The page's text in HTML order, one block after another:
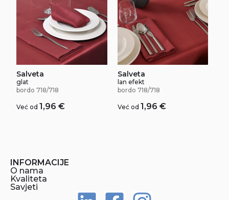
Salveta
glat
bordo 718/718
Već od 1,96€
Salveta
lan efekt
bordo 718/718
Već od 1,96 €
INFORMACIJE
O nama
Kvaliteta
Savjeti